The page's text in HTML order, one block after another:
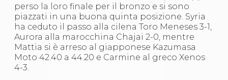
perso la loro finale per il bronzo e si sono
piazzati in una buona quinta posizione. Syria
ha ceduto il passo alla cilena Toro Meneses 3-1,
Aurora alla marocchina Chajai 2-0, mentre
Mattia si è arreso al giapponese Kazumasa
Moto 42.40 a 44.20 e Carmine al greco Xenos
4-3.